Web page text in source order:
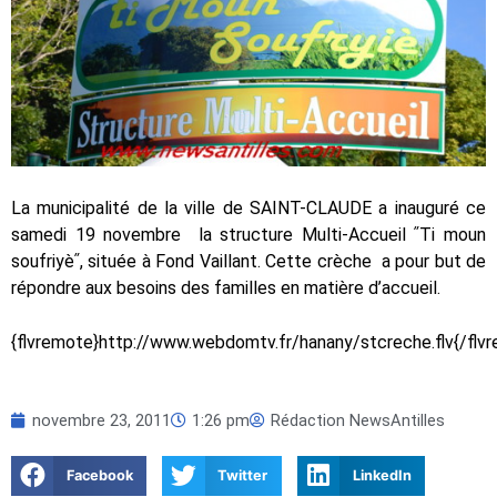
La municipalité de la ville de SAINT-CLAUDE a inauguré ce
samedi 19 novembre
la structure Multi-Accueil ʺTi moun
soufriyèʺ, située à Fond Vaillant. Cette crèche a pour but de
répondre aux besoins des familles en matière d’accueil.
{flvremote}http://www.webdomtv.fr/hanany/stcreche.flv{/
novembre 23, 2011 1:26 pm Rédaction NewsAntilles
Facebook Twitter LinkedIn